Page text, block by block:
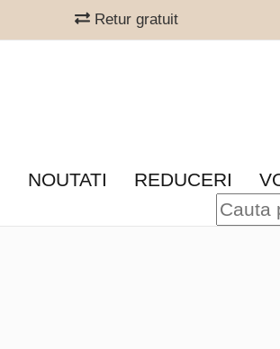
Retur gratuit
NOUTATI REDUCERI